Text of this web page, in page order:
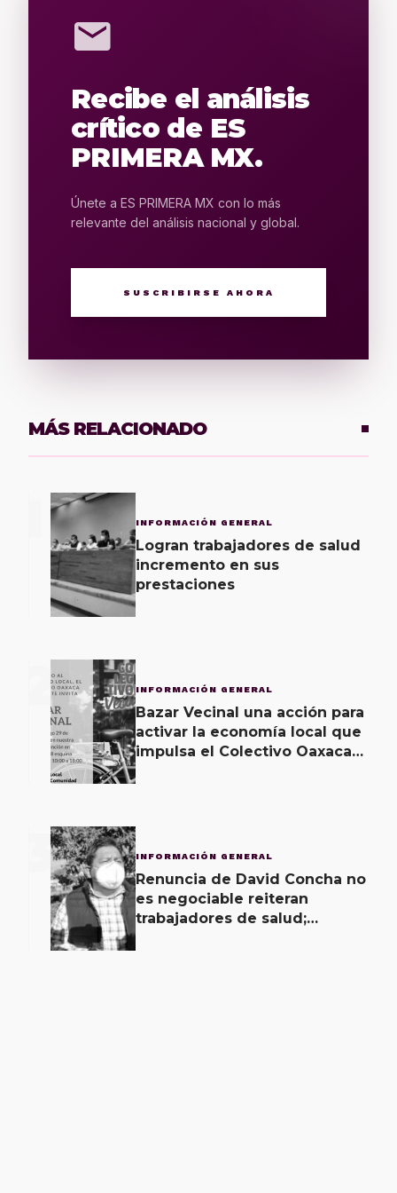
mail
Recibe el análisis
crítico de ES
PRIMERA MX.
Únete a ES PRIMERA MX con lo más
relevante del análisis nacional y global.
SUSCRIBIRSE AHORA
MÁS RELACIONADO
INFORMACIÓN GENERAL
Logran trabajadores de salud
incremento en sus
prestaciones
2 INFORMACIÓN GENERAL
Bazar Vecinal una acción para
activar la economía local que
impulsa el Colectivo Oaxaca
3 INFORMACIÓN GENERAL
Renuncia de David Concha no
es negociable reiteran
trabajadores de salud;